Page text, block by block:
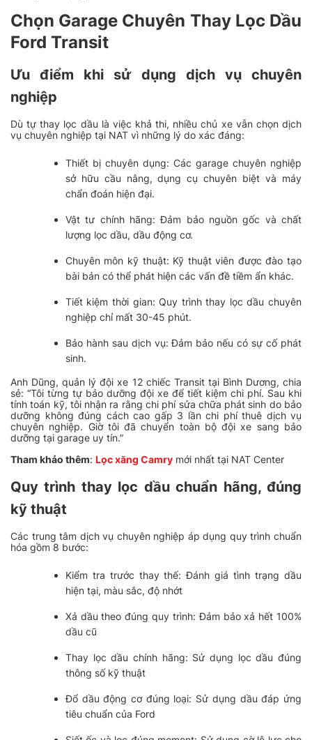
Chọn Garage Chuyên Thay Lọc Dầu
Ford Transit
Ưu điểm khi sử dụng dịch vụ chuyên
nghiệp
Dù tự thay lọc dầu là việc khả thi, nhiều chủ xe vẫn chọn dịch
vụ chuyên nghiệp tại NAT vì những lý do xác đáng:
Thiết bị chuyên dụng: Các garage chuyên nghiệp
sở hữu cầu nâng, dụng cụ chuyên biệt và máy
chẩn đoán hiện đại.
Vật tư chính hãng: Đảm bảo nguồn gốc và chất
lượng lọc dầu, dầu động cơ.
Chuyên môn kỹ thuật: Kỹ thuật viên được đào tạo
bài bản có thể phát hiện các vấn đề tiềm ẩn khác.
Tiết kiệm thời gian: Quy trình thay lọc dầu chuyên
nghiệp chỉ mất 30-45 phút.
Bảo hành sau dịch vụ: Đảm bảo nếu có sự cố phát
sinh.
Anh Dũng, quản lý đội xe 12 chiếc Transit tại Bình Dương, chia
sẻ: “Tôi từng tự bảo dưỡng đội xe để tiết kiệm chi phí. Sau khi
tính toán kỹ, tôi nhận ra rằng chi phí sửa chữa phát sinh do bảo
dưỡng không đúng cách cao gấp 3 lần chi phí thuê dịch vụ
chuyên nghiệp. Giờ tôi đã chuyển toàn bộ đội xe sang bảo
dưỡng tại garage uy tín.”
Tham khảo thêm: Lọc xăng Camry mới nhất tại NAT Center
Quy trình thay lọc dầu chuẩn hãng, đúng
kỹ thuật
Các trung tâm dịch vụ chuyên nghiệp áp dụng quy trình chuẩn
hóa gồm 8 bước:
Kiểm tra trước thay thế: Đánh giá tình trạng dầu
hiện tại, màu sắc, độ nhớt
Xả dầu theo đúng quy trình: Đảm bảo xả hết 100%
dầu cũ
Thay lọc dầu chính hãng: Sử dụng lọc dầu đúng
thông số kỹ thuật
Đổ dầu động cơ đúng loại: Sử dụng dầu đáp ứng
tiêu chuẩn của Ford